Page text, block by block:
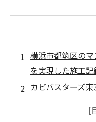
横浜市都筑区の
を実現した施工記
カビバスターズ
施工に至った背